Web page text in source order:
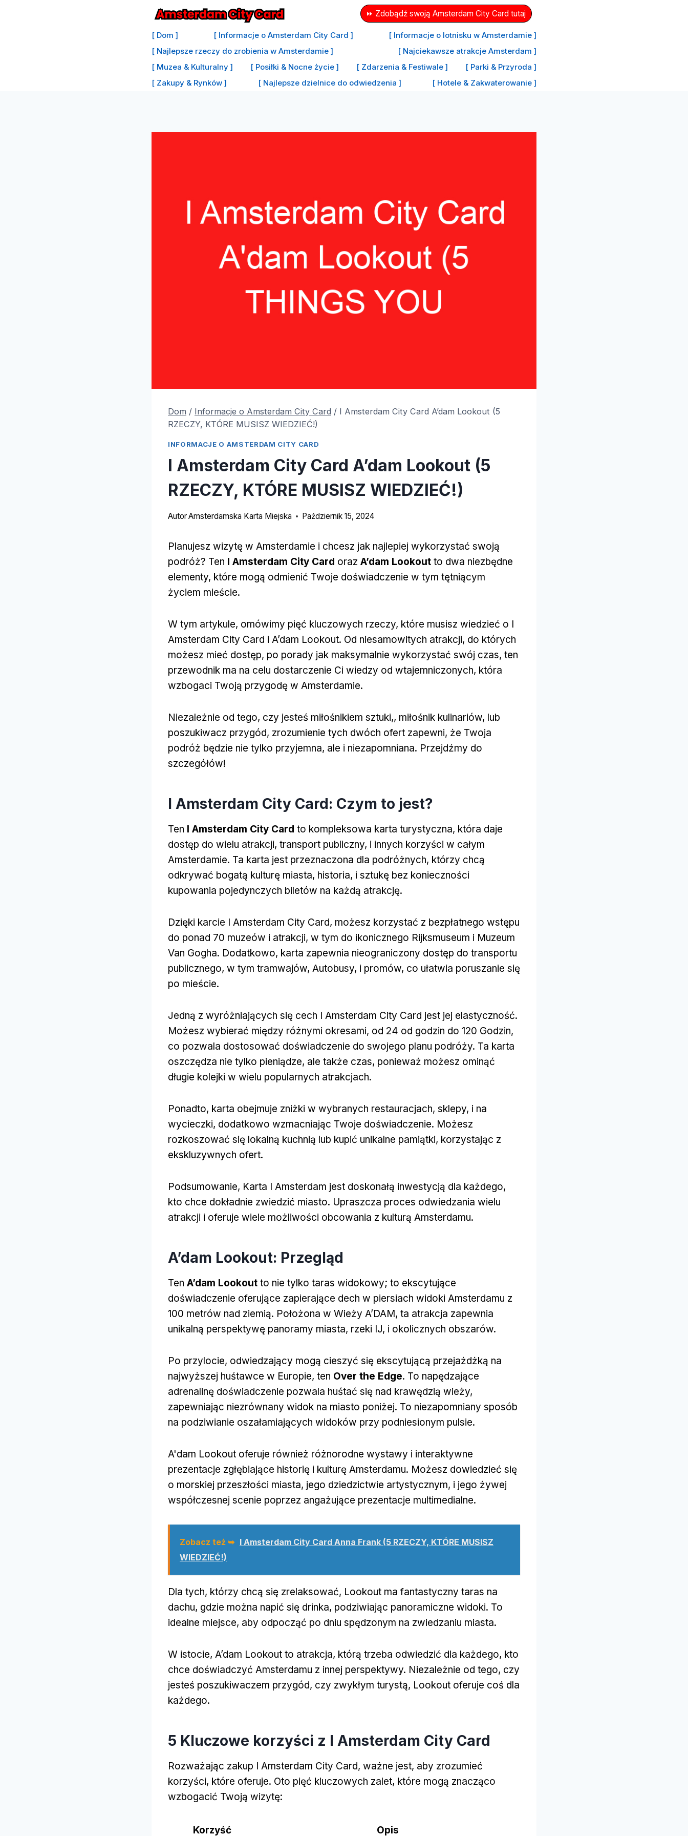
⏩ Zdobądź swoją Amsterdam City Card tutaj
[ Dom ] [ Informacje o Amsterdam City Card ]
[ Informacje o lotnisku w Amsterdamie ]
[ Najlepsze rzeczy do zrobienia w Amsterdamie ]
[ Najciekawsze atrakcje Amsterdam ]
[ Muzea & Kulturalny ]
[ Posiłki & Nocne życie ] [ Zdarzenia & Festiwale ]
[ Parki & Przyroda ]
[ Zakupy & Rynków ]
[ Najlepsze dzielnice do odwiedzenia ] [ Hotele & Zakwaterowanie ]
Dom / Informacje o Amsterdam City Card / I Amsterdam City Card A’dam Lookout (5
RZECZY, KTÓRE MUSISZ WIEDZIEĆ!)
INFORMACJE O AMSTERDAM CITY CARD
I Amsterdam City Card A’dam Lookout (5
RZECZY, KTÓRE MUSISZ WIEDZIEĆ!)
AutorAmsterdamska Karta Miejska Październik 15, 2024
Planujesz wizytę w Amsterdamie i chcesz jak najlepiej wykorzystać swoją
podróż? Ten I Amsterdam City Card oraz A’dam Lookout to dwa niezbędne
elementy, które mogą odmienić Twoje doświadczenie w tym tętniącym
życiem mieście.
W tym artykule, omówimy pięć kluczowych rzeczy, które musisz wiedzieć o I
Amsterdam City Card i A’dam Lookout. Od niesamowitych atrakcji, do których
możesz mieć dostęp, po porady jak maksymalnie wykorzystać swój czas, ten
przewodnik ma na celu dostarczenie Ci wiedzy od wtajemniczonych, która
wzbogaci Twoją przygodę w Amsterdamie.
Niezależnie od tego, czy jesteś miłośnikiem sztuki,, miłośnik kulinariów, lub
poszukiwacz przygód, zrozumienie tych dwóch ofert zapewni, że Twoja
podróż będzie nie tylko przyjemna, ale i niezapomniana. Przejdźmy do
szczegółów!
I Amsterdam City Card: Czym to jest?
Ten I Amsterdam City Card to kompleksowa karta turystyczna, która daje
dostęp do wielu atrakcji, transport publiczny, i innych korzyści w całym
Amsterdamie. Ta karta jest przeznaczona dla podróżnych, którzy chcą
odkrywać bogatą kulturę miasta, historia, i sztukę bez konieczności
kupowania pojedynczych biletów na każdą atrakcję.
Dzięki karcie I Amsterdam City Card, możesz korzystać z bezpłatnego wstępu
do ponad 70 muzeów i atrakcji, w tym do ikonicznego Rijksmuseum i Muzeum
Van Gogha. Dodatkowo, karta zapewnia nieograniczony dostęp do transportu
publicznego, w tym tramwajów, Autobusy, i promów, co ułatwia poruszanie się
po mieście.
Jedną z wyróżniających się cech I Amsterdam City Card jest jej elastyczność.
Możesz wybierać między różnymi okresami, od 24 od godzin do 120 Godzin,
co pozwala dostosować doświadczenie do swojego planu podróży. Ta karta
oszczędza nie tylko pieniądze, ale także czas, ponieważ możesz ominąć
długie kolejki w wielu popularnych atrakcjach.
Ponadto, karta obejmuje zniżki w wybranych restauracjach, sklepy, i na
wycieczki, dodatkowo wzmacniając Twoje doświadczenie. Możesz
rozkoszować się lokalną kuchnią lub kupić unikalne pamiątki, korzystając z
ekskluzywnych ofert.
Podsumowanie, Karta I Amsterdam jest doskonałą inwestycją dla każdego,
kto chce dokładnie zwiedzić miasto. Upraszcza proces odwiedzania wielu
atrakcji i oferuje wiele możliwości obcowania z kulturą Amsterdamu.
A’dam Lookout: Przegląd
Ten A’dam Lookout to nie tylko taras widokowy; to ekscytujące
doświadczenie oferujące zapierające dech w piersiach widoki Amsterdamu z
100 metrów nad ziemią. Położona w Wieży A’DAM, ta atrakcja zapewnia
unikalną perspektywę panoramy miasta, rzeki IJ, i okolicznych obszarów.
Po przylocie, odwiedzający mogą cieszyć się ekscytującą przejażdżką na
najwyższej huśtawce w Europie, ten Over the Edge. To napędzające
adrenalinę doświadczenie pozwala huśtać się nad krawędzią wieży,
zapewniając niezrównany widok na miasto poniżej. To niezapomniany sposób
na podziwianie oszałamiających widoków przy podniesionym pulsie.
A'dam Lookout oferuje również różnorodne wystawy i interaktywne
prezentacje zgłębiające historię i kulturę Amsterdamu. Możesz dowiedzieć się
o morskiej przeszłości miasta, jego dziedzictwie artystycznym, i jego żywej
współczesnej scenie poprzez angażujące prezentacje multimedialne.
Zobacz też ➥ I Amsterdam City Card Anna Frank (5 RZECZY, KTÓRE MUSISZ
WIEDZIEĆ!)
Dla tych, którzy chcą się zrelaksować, Lookout ma fantastyczny taras na
dachu, gdzie można napić się drinka, podziwiając panoramiczne widoki. To
idealne miejsce, aby odpocząć po dniu spędzonym na zwiedzaniu miasta.
W istocie, A’dam Lookout to atrakcja, którą trzeba odwiedzić dla każdego, kto
chce doświadczyć Amsterdamu z innej perspektywy. Niezależnie od tego, czy
jesteś poszukiwaczem przygód, czy zwykłym turystą, Lookout oferuje coś dla
każdego.
5 Kluczowe korzyści z I Amsterdam City Card
Rozważając zakup I Amsterdam City Card, ważne jest, aby zrozumieć
korzyści, które oferuje. Oto pięć kluczowych zalet, które mogą znacząco
wzbogacić Twoją wizytę:
Korzyść Opis